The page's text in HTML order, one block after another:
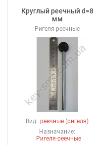
Круглый реечный d=8
мм
Ригеля-реечные
Вид: реечные (ригеля)
Назначание:
Ригеля-реечные